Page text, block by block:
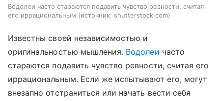
Водолеи часто стараются подавить чувство ревности, считая
его иррациональным
источник: shutterstock.com
Известны своей независимостью и
оригинальностью мышления. Водолеи часто
стараются подавить чувство ревности, считая его
иррациональным. Если же испытывают его, могут
внезапно отстраниться или начать вести себя